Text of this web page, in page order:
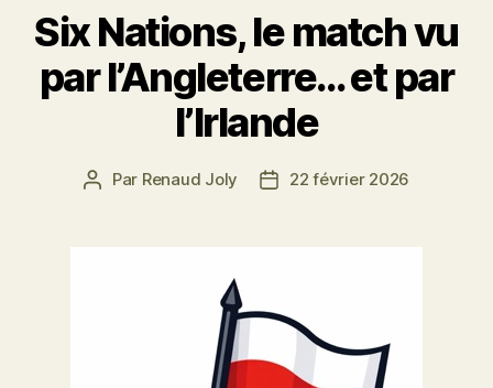
Six Nations, le match vu
par l’Angleterre… et par
l’Irlande
Auteur
Par Renaud Joly
Date22 février 2026